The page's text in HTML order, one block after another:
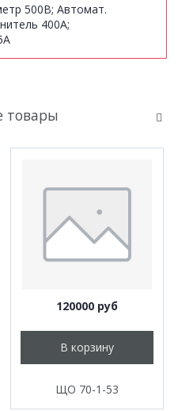
500В; Автомат.
400А;
товары
120000 руб
В корзину
ЩО 70-1-53